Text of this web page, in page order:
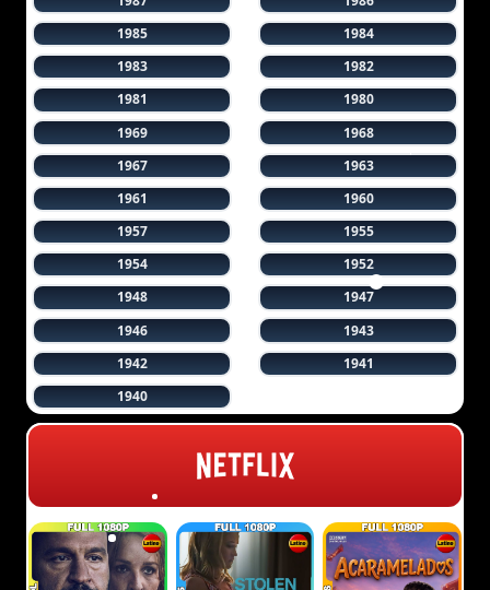
1985
1984
1983
1982
1981
1980
1969
1968
1967
1963
1961
1960
1957
1955
1954
1952
1948
1947
1946
1943
1942
1941
1940